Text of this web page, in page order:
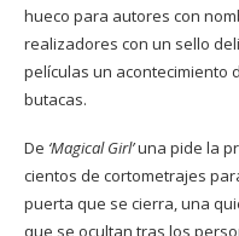
hueco para autores con
realizadores con un sello
películas un acontecimiento
butacas.
De ‘Magical Girl’una pide la
cientos de cortometrajes
puerta que se cierra, una
que se ocultan tras los